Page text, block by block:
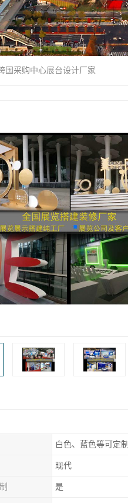
国采购中心展台设计厂家
白色、蓝色等可定制
现代
是